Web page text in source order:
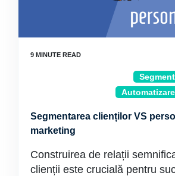
Segmentarea clienților VS
marketing
Construirea de relații
clienții este crucială pentru